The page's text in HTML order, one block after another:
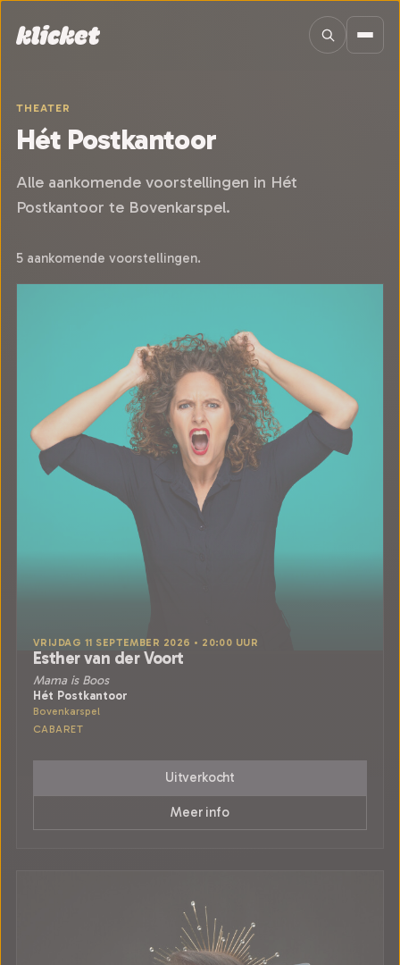
THEATER
Hét Postkantoor
Alle aankomende voorstellingen in Hét
Postkantoor te Bovenkarspel.
5 aankomende voorstellingen.
VRIJDAG 11 SEPTEMBER 2026 • 20:00 UUR
Esther van der Voort
Mama is Boos
Hét Postkantoor
Bovenkarspel
CABARET
Uitverkocht
Meer info